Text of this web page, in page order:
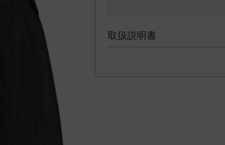
取扱説明書